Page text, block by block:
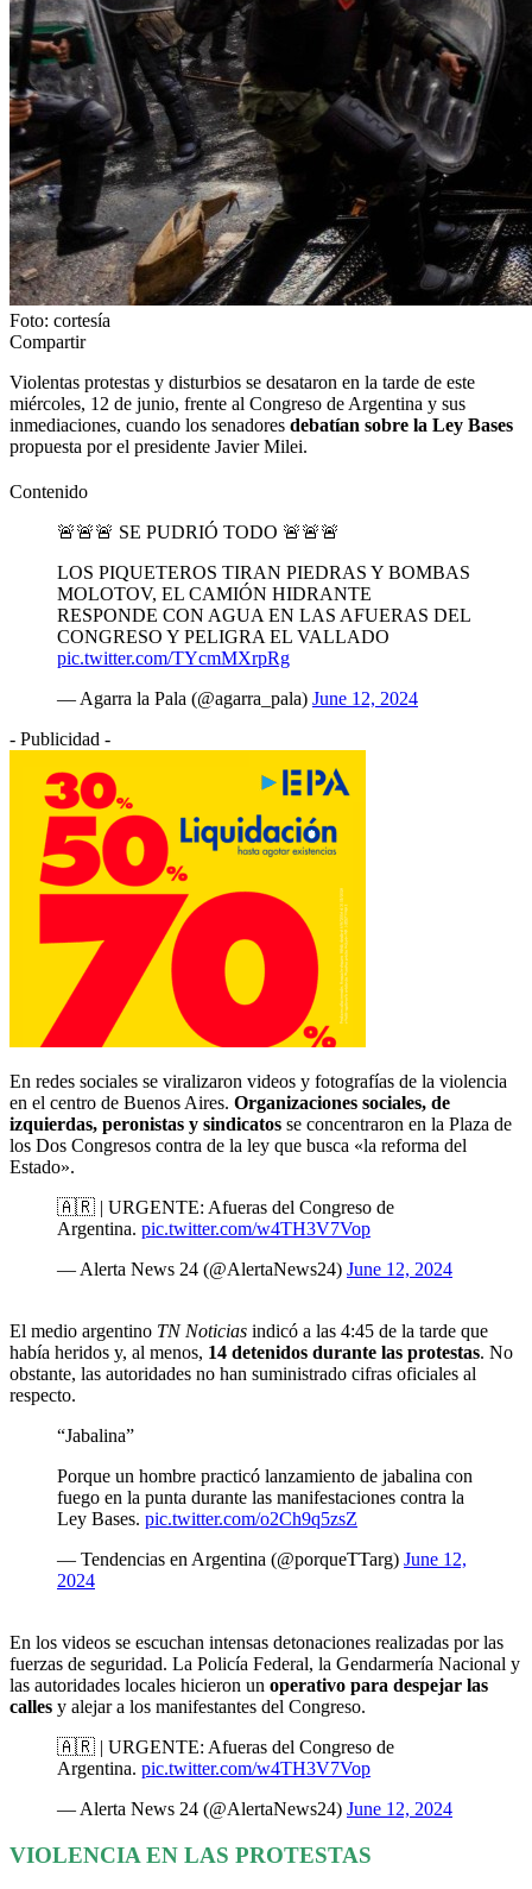
Foto: cortesía
Compartir
Violentas protestas y disturbios se desataron en la tarde de este
miércoles, 12 de junio, frente al Congreso de Argentina y sus
inmediaciones, cuando los senadores debatían sobre la Ley Bases
propuesta por el presidente Javier Milei.
Contenido
🚨🚨🚨 SE PUDRIÓ TODO 🚨🚨🚨
LOS PIQUETEROS TIRAN PIEDRAS Y BOMBAS
MOLOTOV, EL CAMIÓN HIDRANTE
RESPONDE CON AGUA EN LAS AFUERAS DEL
CONGRESO Y PELIGRA EL VALLADO
pic.twitter.com/TYcmMXrpRg
— Agarra la Pala (@agarra_pala) June 12, 2024
- Publicidad -
En redes sociales se viralizaron videos y fotografías de la violencia
en el centro de Buenos Aires. Organizaciones sociales, de
izquierdas, peronistas y sindicatos se concentraron en la Plaza de
los Dos Congresos contra de la ley que busca «la reforma del
Estado».
🇦🇷 | URGENTE: Afueras del Congreso de
Argentina. pic.twitter.com/w4TH3V7Vop
— Alerta News 24 (@AlertaNews24) June 12, 2024
El medio argentino TN Noticias indicó a las 4:45 de la tarde que
había heridos y, al menos, 14 detenidos durante las protestas. No
obstante, las autoridades no han suministrado cifras oficiales al
respecto.
“Jabalina”
Porque un hombre practicó lanzamiento de jabalina con
fuego en la punta durante las manifestaciones contra la
Ley Bases. pic.twitter.com/o2Ch9q5zsZ
— Tendencias en Argentina (@porqueTTarg) June 12,
2024
En los videos se escuchan intensas detonaciones realizadas por las
fuerzas de seguridad. La Policía Federal, la Gendarmería Nacional y
las autoridades locales hicieron un operativo para despejar las
calles y alejar a los manifestantes del Congreso.
🇦🇷 | URGENTE: Afueras del Congreso de
Argentina. pic.twitter.com/w4TH3V7Vop
— Alerta News 24 (@AlertaNews24) June 12, 2024
VIOLENCIA EN LAS PROTESTAS